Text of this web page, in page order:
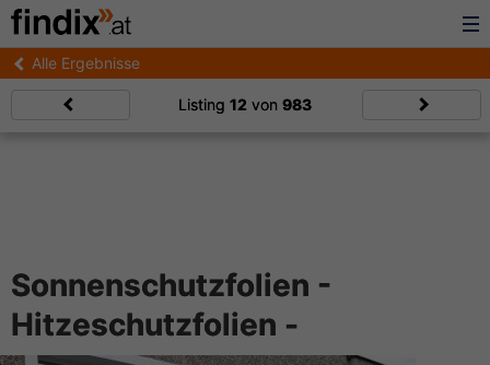
Alle Ergebnisse
Listing 12 von 983
Sonnenschutzfolien -
Hitzeschutzfolien -